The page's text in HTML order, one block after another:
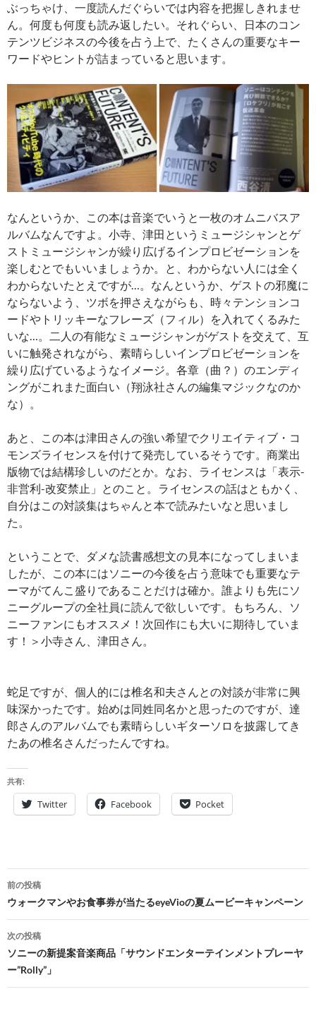
ぶっちゃけ、一度読んだぐらいでは内容を把握しきれませ
ん。何度も何度も読み返したい。それぐらい、日本のコン
テンツビジネスの今後を占う上で、たくさんの重要なキー
ワードやヒントが詰まっていると思います。
なんというか、この本は音楽でいうと一枚のオムニバスア
ルバムなんですよ。小寺、津田というミュージシャンとゲ
ストミュージシャンが繰り広げるインプロビゼーションを
楽しむとでもいいましょうか。と、わからない人には全く
わからないたとえですが…。なんというか、ゲストの邪魔に
ならないよう、ツボを押さえながらも、時々テンションコ
ードやトリッキーなフレーズ（フィル）を入れてくるみた
いな…。二人の有能なミュージシャンがゲストを交えて、互
いに触発されながら、素晴らしいインプロビゼーションを
繰り広げているようなイメージ。各章（曲？）のエンディ
ングがこれまた面白い（翔泳社さんの編集マジックなのか
な）。
あと、この本は津田さんの強い希望でクリエイティブ・コ
モンズライセンスを付けて発売しているそうです。商業出
版物では結構珍しいのだとか。なお、ライセンスは「表示-
非営利-改変禁止」とのこと。ライセンスの話はともかく、
自分はこの対談集はちゃんと本で読みたいなと思いまし
た。
ということで、ダメな読書感想文の見本になってしまいま
したが、この本にはソニーの今後を占う意味でも重要なテ
ーマがてんこ盛りであることだけは確か。誰よりも先にソ
ニーグループの全社員に読んで欲しいです。もちろん、ソ
ニーファンにもオススメ！次回作にも大いに期待していま
す！＞小寺さん、津田さん。
蛇足ですが、個人的には椎名和夫さんとの対談が非常に興
味深かったです。始めは同姓同名かと思ったのですが、達
郎さんのアルバムでも素晴らしいギターソロを披露してき
たあの椎名さんだったんですね。
共有:
Twitter Facebook Pocket
投
稿
ナ
ビ
ゲ
前の投稿
ウォークマンやお食事券が当たるeyeVioの夏ムービーキャンペーン
次の投稿
ソニーの新提案音楽商品「サウンドエンターテインメントプレーヤ
ー”Rolly”」